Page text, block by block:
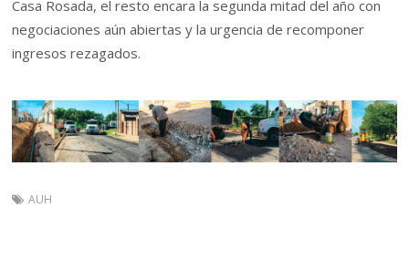
Casa Rosada, el resto encara la segunda mitad del año con
negociaciones aún abiertas y la urgencia de recomponer
ingresos rezagados.
AUH